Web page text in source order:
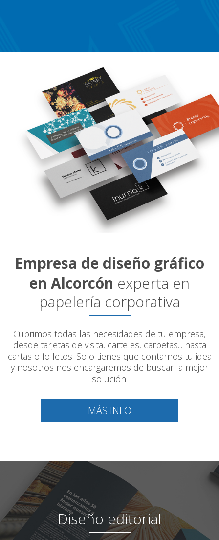
Empresa de diseño gráfico
en Alcorcón experta en
papelería corporativa
Cubrimos todas las necesidades de tu empresa,
desde tarjetas de visita, carteles, carpetas... hasta
cartas o folletos. Solo tienes que contarnos tu idea
y nosotros nos encargaremos de buscar la mejor
solución.
MÁS INFO
Diseño editorial